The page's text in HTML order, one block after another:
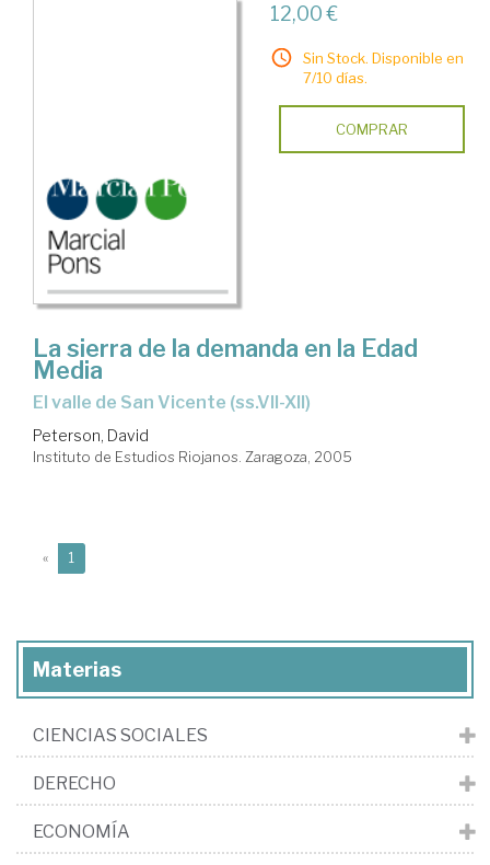
12,00 €
Sin Stock. Disponible en
7/10 días.
COMPRAR
La sierra de la demanda en la Edad
Media
el valle de San Vicente (ss.VII-XII)
Peterson, David
Instituto de Estudios Riojanos. Zaragoza, 2005
« 1
Materias
CIENCIAS SOCIALES
DERECHO
ECONOMÍA